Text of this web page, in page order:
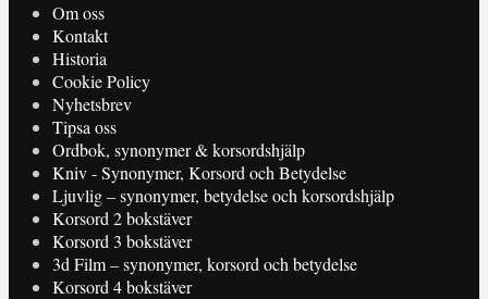
Om oss
Kontakt
Historia
Cookie Policy
Nyhetsbrev
Tipsa oss
Ordbok, synonymer & korsordshjälp
Kniv - Synonymer, Korsord och Betydelse
Ljuvlig – synonymer, betydelse och korsordshjälp
Korsord 2 bokstäver
Korsord 3 bokstäver
3d Film – synonymer, korsord och betydelse
Korsord 4 bokstäver